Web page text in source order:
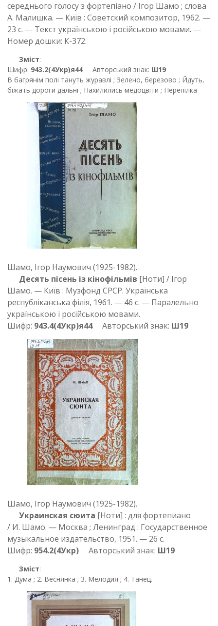
середнього голосу з фортепіано / Ігор Шамо ; слова
А. Малишка. — Київ : Советский композитор, 1962. —
23 с. — Текст українською і російською мовами. —
Номер дошки: К-372.
Зміст:
Шифр: 943.2(4Укр)я44Авторський знак: Ш19
В багрянім полі тануть журавлі ; Зелено, березово ; Йдуть,
біжать дороги дальні ; Нахилились медоцвіти ; Перепілка
Шамо, Ігор Наумович (1925-1982).
Десять пісень із кінофільмів [Ноти] / Ігор
Шамо. — Київ : Музфонд СРСР. Українська
республіканська філія, 1961. — 46 с. — Паралельно
українською і російською мовами.
Шифр: 943.4(4Укр)я44Авторський знак: Ш19
Шамо, Ігор Наумович (1925-1982).
Украинская сюита [Ноти] : для фортепиано
/ И. Шамо. — Москва ; Ленинград : Государственное
музыкальное издательство, 1951. — 26 c.
Шифр: 954.2(4Укр) Авторський знак: Ш19
Зміст:
1. Дума ; 2. Веснянка ; 3. Мелодия ; 4. Танец.